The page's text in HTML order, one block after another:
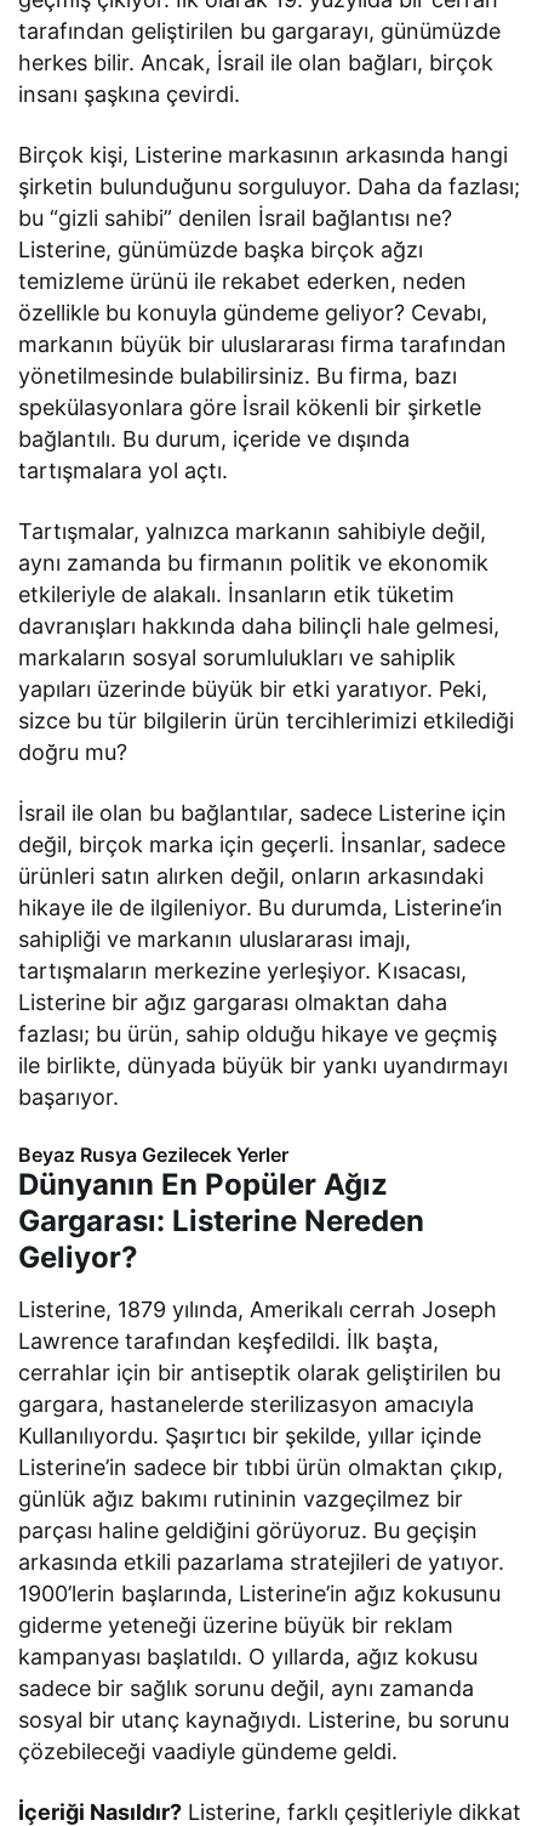
tarafından geliştirilen bu gargarayı, günümüzde
herkes bilir. Ancak, İsrail ile olan bağları, birçok
insanı şaşkına çevirdi.
Birçok kişi, Listerine markasının arkasında hangi
şirketin bulunduğunu sorguluyor. Daha da fazlası;
bu “gizli sahibi” denilen İsrail bağlantısı ne?
Listerine, günümüzde başka birçok ağzı
temizleme ürünü ile rekabet ederken, neden
özellikle bu konuyla gündeme geliyor? Cevabı,
markanın büyük bir uluslararası firma tarafından
yönetilmesinde bulabilirsiniz. Bu firma, bazı
spekülasyonlara göre İsrail kökenli bir şirketle
bağlantılı. Bu durum, içeride ve dışında
tartışmalara yol açtı.
Tartışmalar, yalnızca markanın sahibiyle değil,
aynı zamanda bu firmanın politik ve ekonomik
etkileriyle de alakalı. İnsanların etik tüketim
davranışları hakkında daha bilinçli hale gelmesi,
markaların sosyal sorumlulukları ve sahiplik
yapıları üzerinde büyük bir etki yaratıyor. Peki,
sizce bu tür bilgilerin ürün tercihlerimizi etkilediği
doğru mu?
İsrail ile olan bu bağlantılar, sadece Listerine için
değil, birçok marka için geçerli. İnsanlar, sadece
ürünleri satın alırken değil, onların arkasındaki
hikaye ile de ilgileniyor. Bu durumda, Listerine’in
sahipliği ve markanın uluslararası imajı,
tartışmaların merkezine yerleşiyor. Kısacası,
Listerine bir ağız gargarası olmaktan daha
fazlası; bu ürün, sahip olduğu hikaye ve geçmiş
ile birlikte, dünyada büyük bir yankı uyandırmayı
başarıyor.
Beyaz Rusya Gezilecek Yerler
Dünyanın En Popüler Ağız
Gargarası: Listerine Nereden
Geliyor?
Listerine, 1879 yılında, Amerikalı cerrah Joseph
Lawrence tarafından keşfedildi. İlk başta,
cerrahlar için bir antiseptik olarak geliştirilen bu
gargara, hastanelerde sterilizasyon amacıyla
Kullanılıyordu. Şaşırtıcı bir şekilde, yıllar içinde
Listerine’in sadece bir tıbbi ürün olmaktan çıkıp,
günlük ağız bakımı rutininin vazgeçilmez bir
parçası haline geldiğini görüyoruz. Bu geçişin
arkasında etkili pazarlama stratejileri de yatıyor.
1900’lerin başlarında, Listerine’in ağız kokusunu
giderme yeteneği üzerine büyük bir reklam
kampanyası başlatıldı. O yıllarda, ağız kokusu
sadece bir sağlık sorunu değil, aynı zamanda
sosyal bir utanç kaynağıydı. Listerine, bu sorunu
çözebileceği vaadiyle gündeme geldi.
İçeriği Nasıldır? Listerine, farklı çeşitleriyle dikkat